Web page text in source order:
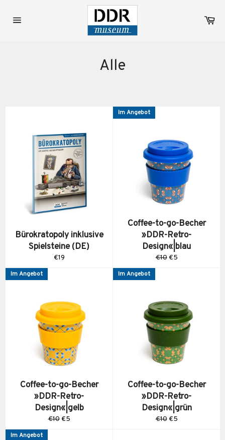
zum
Alle
Bürokratopoly inklusive
Spielsteine (DE)
Normaler
€19
Coffee-to-go-Becher
»DDR-Retro-
Design«|blau
Normaler
Preis
€10 Sonderpreis
€5
Im Angebot
Coffee-to-go-Becher
»DDR-Retro-
Design«|gelb
Normaler
Preis
€10 Sonderpreis
€5
Im Angebot
Coffee-to-go-Becher
»DDR-Retro-
Design«|grün
Normaler
€10 Sonderpreis
€5
Im Angebot
Im Angebot